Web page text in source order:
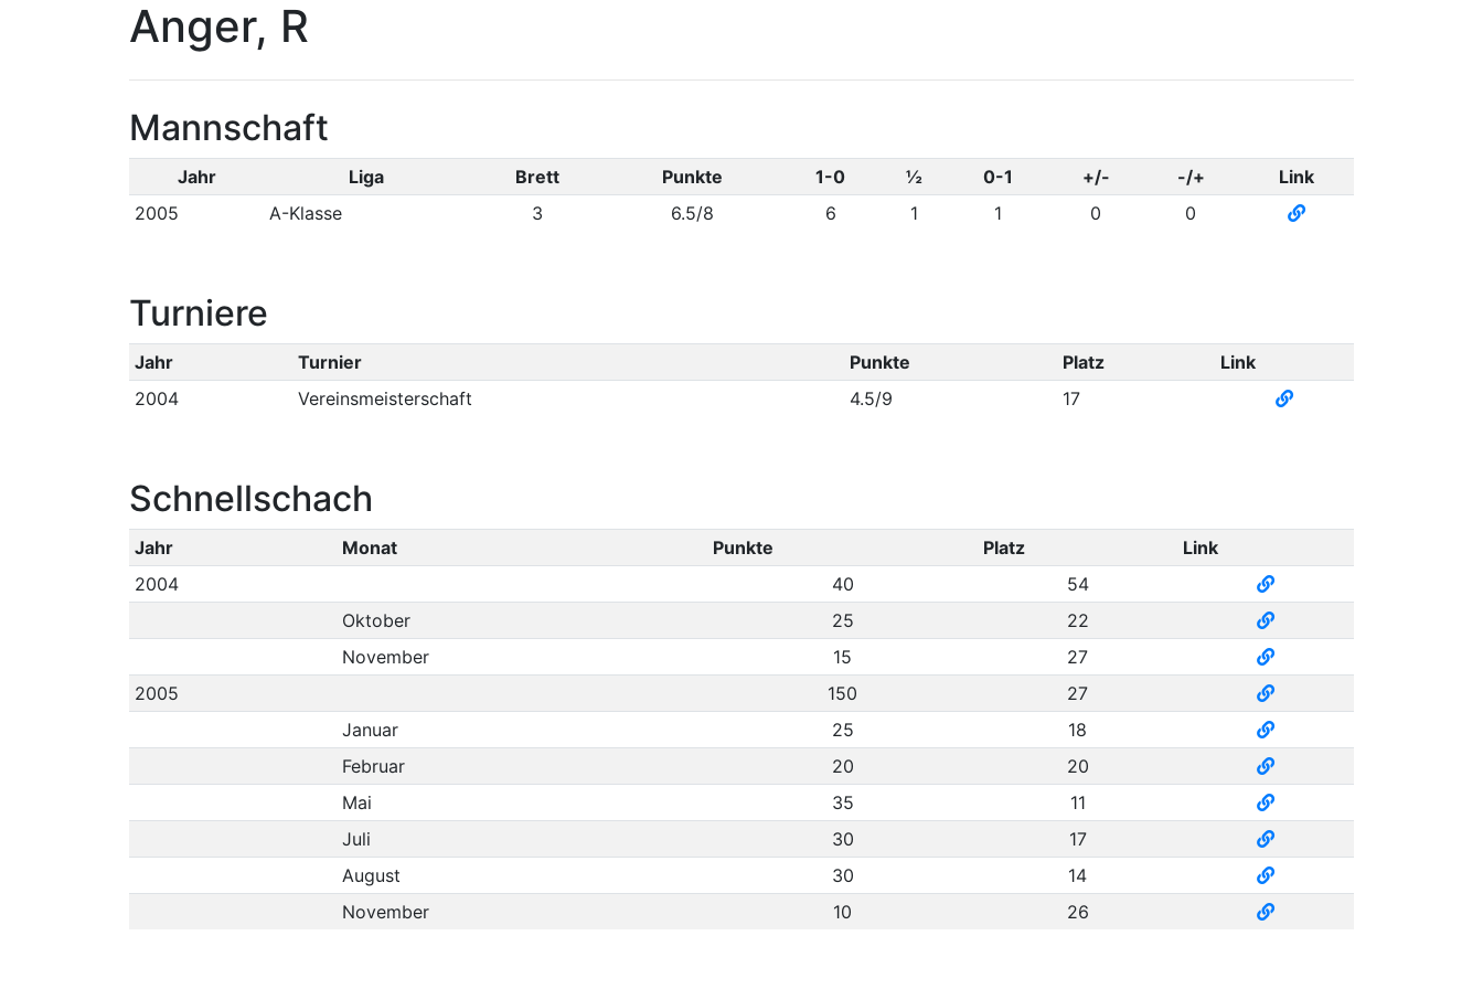
Anger, R
Mannschaft
Jahr Liga Brett Punkte 1-0 ½ 0-1 +/- -/+
Link
2005
A-Klasse 3 6.5/8 6 1 1 0 0
Turniere
Jahr Turnier Punkte Platz
Link
2004
Vereinsmeisterschaft 4.5/9 17
Schnellschach
Jahr Monat Punkte Platz
Link
2004
40
54
Oktober
25
22
November
15
27
2005
150
27
Januar
25
18
Februar
20
20
Mai
35
11
Juli
30
17
August
30
14
November
10 26